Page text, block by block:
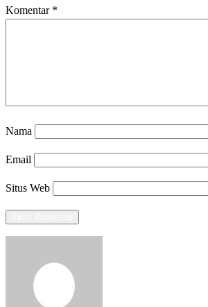
Komentar *
Nama
Email
Situs Web